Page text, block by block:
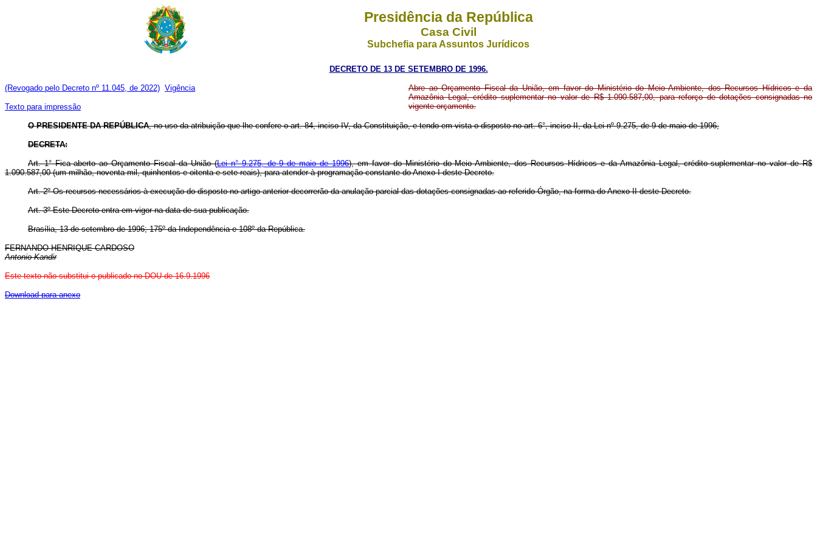
Presidência da República
Casa Civil
Subchefia para Assuntos Jurídicos
DECRETO DE 13 DE SETEMBRO DE 1996.
(Revogado pelo Decreto nº 11.045, de 2022) Vigência
Texto para impressão
Abre ao Orçamento Fiscal da União, em favor do Ministério do Meio Ambiente, dos Recursos Hídricos e da
Amazônia Legal, crédito suplementar no valor de R$ 1.090.587,00, para reforço de dotações consignadas no
vigente orçamento.
O PRESIDENTE DA REPÚBLICA, no uso da atribuição que lhe confere o art. 84, inciso IV, da Constituição, e tendo em vista o disposto no art. 6°, inciso II, da Lei nº 9.275, de 9 de maio de 1996,
DECRETA:
Art. 1° Fica aberto ao Orçamento Fiscal da União (Lei n° 9.275, de 9 de maio de 1996), em favor do Ministério do Meio Ambiente, dos Recursos Hídricos e da Amazônia Legal, crédito suplementar no valor de R$
1.090.587,00 (um milhão, noventa mil, quinhentos e oitenta e sete reais), para atender à programação constante do Anexo I deste Decreto.
Art. 2º Os recursos necessários à execução do disposto no artigo anterior decorrerão da anulação parcial das dotações consignadas ao referido Órgão, na forma do Anexo II deste Decreto.
Art. 3º Este Decreto entra em vigor na data de sua publicação.
Brasília, 13 de setembro de 1996; 175º da Independência e 108º da República.
FERNANDO HENRIQUE CARDOSO
Antonio Kandir
Este texto não substitui o publicado no DOU de 16.9.1996
Download para anexo